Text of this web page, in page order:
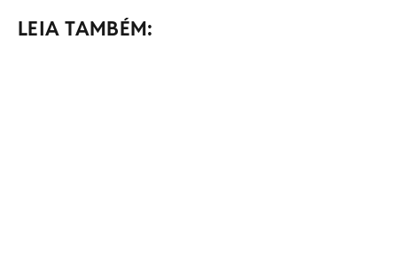
LEIA TAMBÉM: